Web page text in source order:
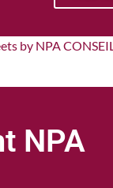
by NPA
NPA